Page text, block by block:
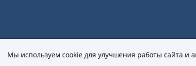
Государственное
Мы используем cookie для улучшения работы сайта и